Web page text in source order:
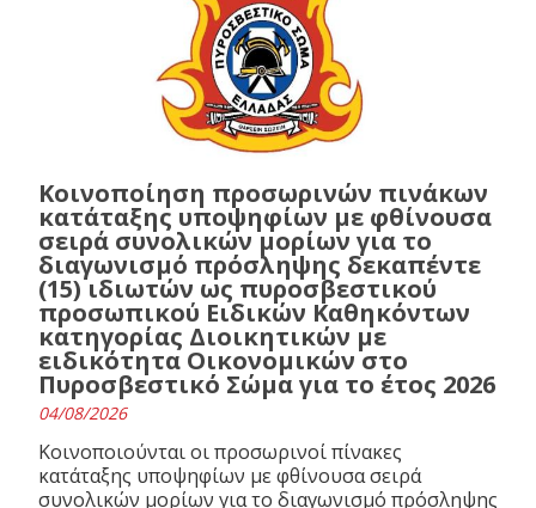
Κοινοποίηση προσωρινών πινάκων
κατάταξης υποψηφίων με φθίνουσα
σειρά συνολικών μορίων για το
διαγωνισμό πρόσληψης δεκαπέντε
(15) ιδιωτών ως πυροσβεστικού
προσωπικού Ειδικών Καθηκόντων
κατηγορίας Διοικητικών με
ειδικότητα Οικονομικών στο
Πυροσβεστικό Σώμα για το έτος 2026
04/08/2026
Κοινοποιούνται οι προσωρινοί πίνακες
κατάταξης υποψηφίων με φθίνουσα σειρά
συνολικών μορίων για το διαγωνισμό πρόσληψης